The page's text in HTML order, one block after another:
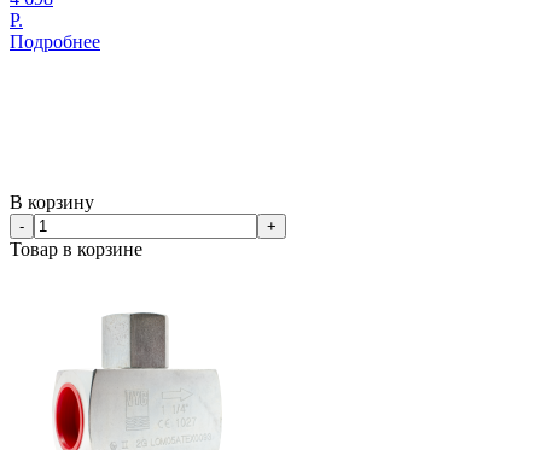
Р.
Подробнее
В корзину
- +
Товар в корзине